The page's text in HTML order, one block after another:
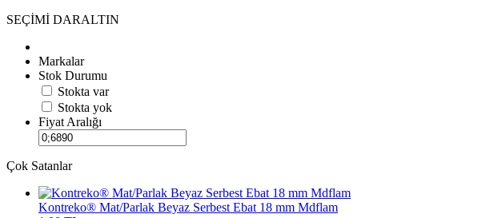
SEÇİMİ DARALTIN
Markalar
Stok Durumu
Stokta var
Stokta yok
Fiyat Aralığı
Çok Satanlar
Kontreko® Mat/Parlak Beyaz Serbest Ebat 18 mm Mdflam